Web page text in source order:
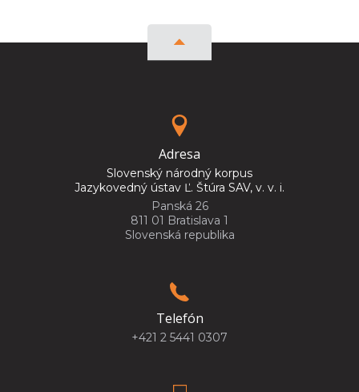
Adresa
Slovenský národný korpus
Jazykovedný ústav Ľ. Štúra SAV, v. v. i.
Panská 26
811 01 Bratislava 1
Slovenská republika
Telefón
+421 2 5441 0307